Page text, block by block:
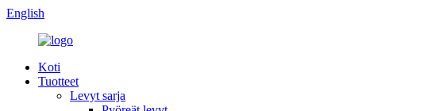
English
Koti
Tuotteet
Levyt sarja